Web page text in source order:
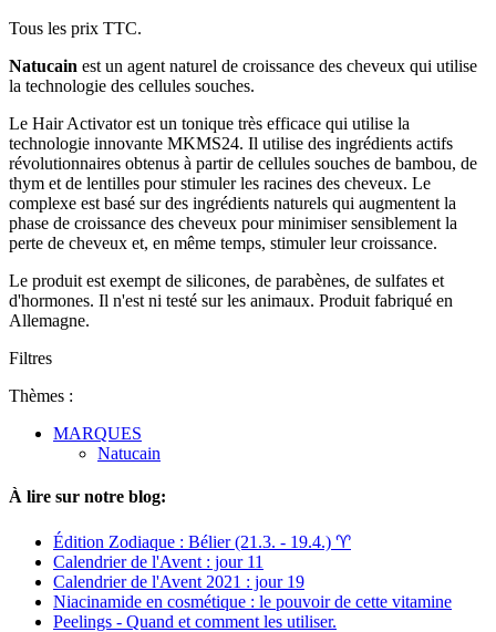
Tous les prix TTC.
Natucain est un agent naturel de croissance des cheveux qui utilise
la technologie des cellules souches.
Le Hair Activator est un tonique très efficace qui utilise la
technologie innovante MKMS24. Il utilise des ingrédients actifs
révolutionnaires obtenus à partir de cellules souches de bambou, de
thym et de lentilles pour stimuler les racines des cheveux. Le
complexe est basé sur des ingrédients naturels qui augmentent la
phase de croissance des cheveux pour minimiser sensiblement la
perte de cheveux et, en même temps, stimuler leur croissance.
Le produit est exempt de silicones, de parabènes, de sulfates et
d'hormones. Il n'est ni testé sur les animaux. Produit fabriqué en
Allemagne.
Filtres
Thèmes :
MARQUES
Natucain
À lire sur notre blog:
Édition Zodiaque : Bélier (21.3. - 19.4.) ♈︎
Calendrier de l'Avent : jour 11
Calendrier de l'Avent 2021 : jour 19
Niacinamide en cosmétique : le pouvoir de cette vitamine
Peelings - Quand et comment les utiliser.